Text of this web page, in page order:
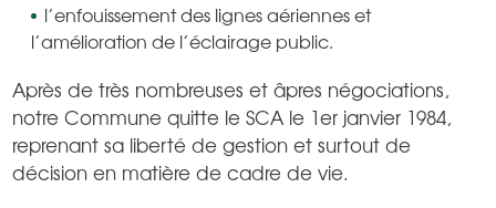
l’enfouissement des lignes aériennes et
l’amélioration de l’éclairage public.
Après de très nombreuses et âpres négociations,
notre Commune quitte le SCA le 1er janvier 1984,
reprenant sa liberté de gestion et surtout de
décision en matière de cadre de vie.